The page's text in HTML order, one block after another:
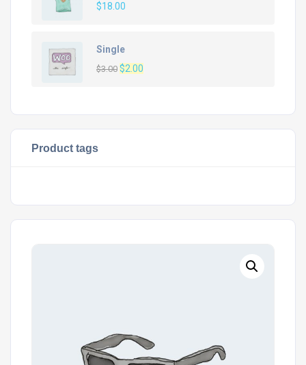
$20.00.
$18.00
Single
$3.00 El
era:
$3.00.
$2.00
es:
$2.00.
Product tags